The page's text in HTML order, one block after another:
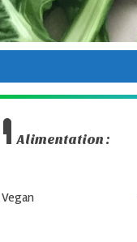
Alimentation :